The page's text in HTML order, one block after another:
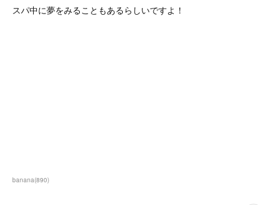
スパ中に夢をみることもあるらしいですよ！
banana(890)